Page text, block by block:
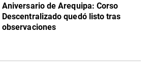
Aniversario de Arequipa: Corso
Descentralizado quedó listo tras
observaciones